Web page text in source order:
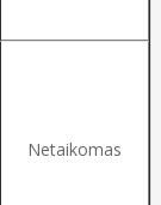
Netaikomas